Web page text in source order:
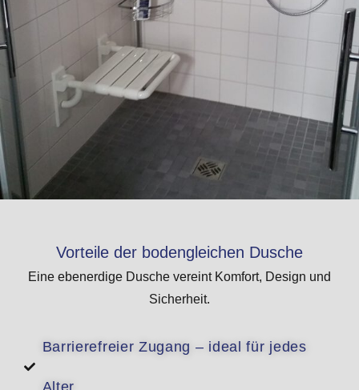
Vorteile der bodengleichen Dusche
Eine ebenerdige Dusche vereint Komfort, Design und
Sicherheit.
Barrierefreier Zugang – ideal für jedes